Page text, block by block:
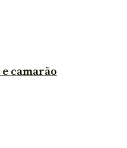
camarão